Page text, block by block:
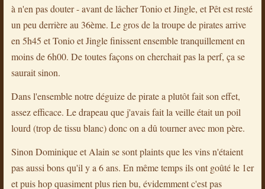
à n'en pas douter - avant de lâcher Tonio et Jingle, et Pêt est resté
un peu derrière au 36ème. Le gros de la troupe de pirates arrive
en 5h45 et Tonio et Jingle finissent ensemble tranquillement en
moins de 6h00. De toutes façons on cherchait pas la perf, ça se
saurait sinon.
Dans l'ensemble notre déguize de pirate a plutôt fait son effet,
assez efficace. Le drapeau que j'avais fait la veille était un poil
lourd (trop de tissu blanc) donc on a dû tourner avec mon père.
Sinon Dominique et Alain se sont plaints que les vins n'étaient
pas aussi bons qu'il y a 6 ans. En même temps ils ont goûté le 1er
et puis hop quasiment plus rien bu, évidemment c'est pas